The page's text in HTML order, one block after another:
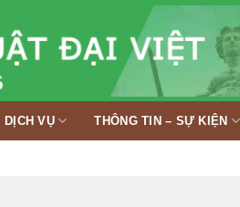
DỊCH VỤ THÔNG TIN – SỰ KIỆN